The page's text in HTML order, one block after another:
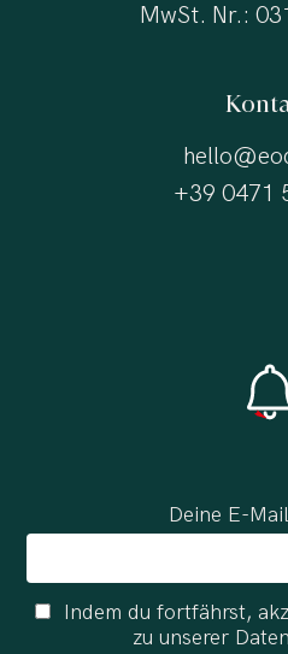
MwSt. Nr.:
+39 0471
Deine E-
Indem du fortfährst,
zu unserer